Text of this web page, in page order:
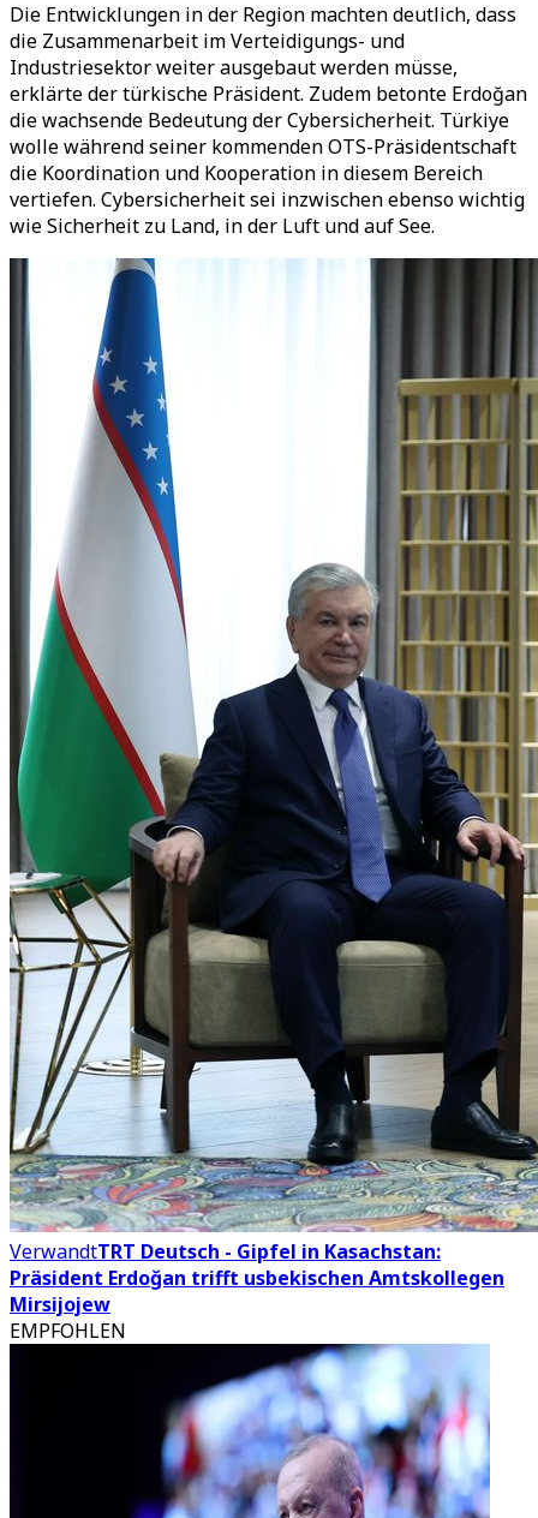
Die Entwicklungen in der Region machten deutlich, dass
die Zusammenarbeit im Verteidigungs- und
Industriesektor weiter ausgebaut werden müsse,
erklärte der türkische Präsident. Zudem betonte Erdoğan
die wachsende Bedeutung der Cybersicherheit. Türkiye
wolle während seiner kommenden OTS-Präsidentschaft
die Koordination und Kooperation in diesem Bereich
vertiefen. Cybersicherheit sei inzwischen ebenso wichtig
wie Sicherheit zu Land, in der Luft und auf See.
VerwandtTRT Deutsch - Gipfel in Kasachstan:
Präsident Erdoğan trifft usbekischen Amtskollegen
Mirsijojew
EMPFOHLEN